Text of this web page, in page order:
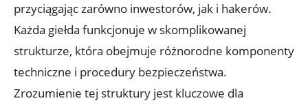
przyciągając zarówno⁢ inwestorów, jak i hakerów. ​
Każda giełda​ funkcjonuje w skomplikowanej
⁣strukturze, ⁤która‌ obejmuje różnorodne komponenty
techniczne i procedury bezpieczeństwa.
Zrozumienie tej struktury⁢ jest‌ kluczowe dla